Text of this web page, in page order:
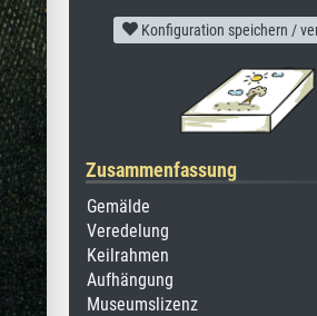
Konfiguration speichern /
Zusammenfassung
Gemälde
Veredelung
Keilrahmen
Aufhängung
Museumslizenz